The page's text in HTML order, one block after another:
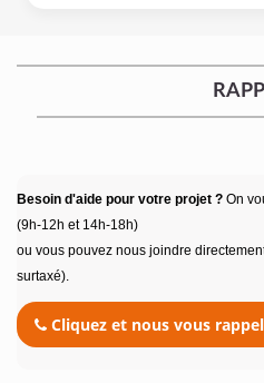
Besoin d'aide pour votre projet ? On
(9h-12h et 14h-18h)
ou vous pouvez nous joindre
surtaxé).
Cliquez et nous vous